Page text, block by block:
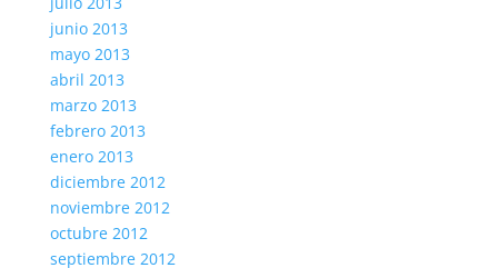
junio 2013
mayo 2013
abril 2013
marzo 2013
febrero 2013
enero 2013
diciembre 2012
noviembre 2012
octubre 2012
septiembre 2012